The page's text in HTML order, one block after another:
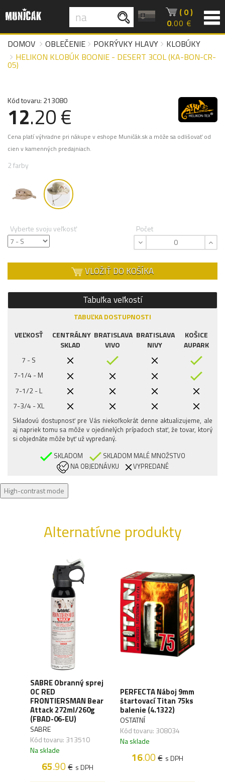
( 0 )
0.00 €
DOMOV
OBLEČENIE POKRÝVKY HLAVY
KLOBÚKY
HELIKON KLOBÚK BOONIE - DESERT 3COL (KA-BON-CR-
05)
Kód tovaru: 213080
12.20 €
Cena platí výhradne pri nákupe v eshope Muničák.sk a môže sa odlišovať od
cien v kamenných predajniach.
2 farby
Vyberte svoju veľkosť Počet
VLOŽIŤ DO KOŠÍKA
Tabuľka veľkostí
TABUĽKA DOSTUPNOSTI
VEĽKOSŤ
CENTRÁLNY
SKLAD
BRATISLAVA
VIVO
BRATISLAVA
NIVY
KOŠICE
AUPARK
7 - S
7-1/4 - M
7-1/2 - L
7-3/4 - XL
Skladovú dostupnosť pre Vás niekoľkokrát denne aktualizujeme, ale
aj napriek tomu sa môže v ojedinelých prípadoch stať, že tovar, ktorý
si objednáte môže byť už vypredaný.
SKLADOM
SKLADOM MALÉ MNOŽSTVO
NA OBJEDNÁVKU
VYPREDANÉ
High-contrast mode
Alternatívne produkty
SABRE Obranný sprej
OC RED
FRONTIERSMAN Bear
Attack 272ml/260g
(FBAD-06-EU)
SABRE
Kód tovaru: 313510
Na sklade
65.90€ s DPH
PERFECTA Náboj 9mm
štartovací Titan 75ks
balenie (4.1322)
OSTATNÍ
Kód tovaru: 308034
Na sklade
16.00€ s DPH